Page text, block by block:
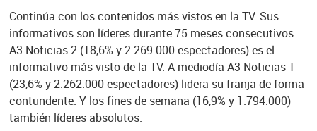
Continúa con los contenidos más vistos en la TV. Sus
informativos son líderes durante 75 meses consecutivos.
A3 Noticias 2 (18,6% y 2.269.000 espectadores) es el
informativo más visto de la TV. A mediodía A3 Noticias 1
(23,6% y 2.262.000 espectadores) lidera su franja de forma
contundente. Y los fines de semana (16,9% y 1.794.000)
también líderes absolutos.